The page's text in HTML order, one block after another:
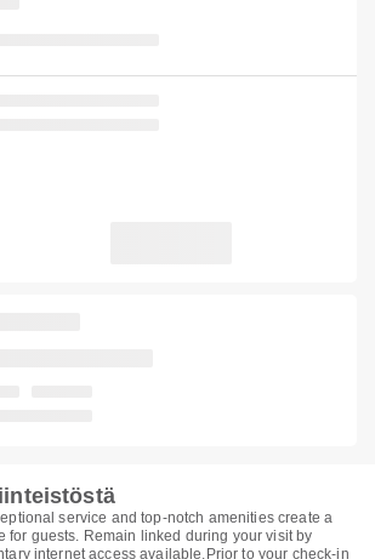
service and top-notch amenities create a
for guests. Remain linked during your visit by
internet access available.Prior to your check-in